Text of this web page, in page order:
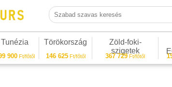
Szabad szavas keresés
Tunézia
900Ft/főtől
Törökország
146 625Ft/főtől
Zöld-foki-
szigetek
367 729 Ft/főtől